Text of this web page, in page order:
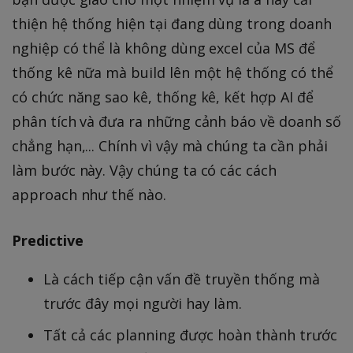
thiện hệ thống hiện tại đang dùng trong doanh
nghiệp có thể là không dùng excel của MS để
thống kê nữa mà build lên một hệ thống có thể
có chức năng sao kê, thống kê, kết hợp AI để
phân tích và đưa ra những cảnh báo về doanh số
chẳng hạn,... Chính vì vậy mà chúng ta cần phải
làm bước này. Vậy chúng ta có các cách
approach như thế nào.
Predictive
Là cách tiếp cận vấn đề truyền thống mà
trước đây mọi người hay làm.
Tất cả các planning được hoàn thành trước